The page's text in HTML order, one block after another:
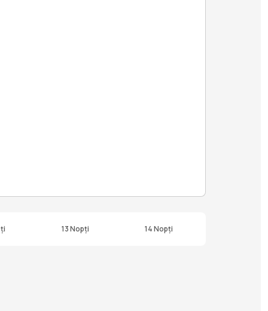
13 Nopți 14 Nopți